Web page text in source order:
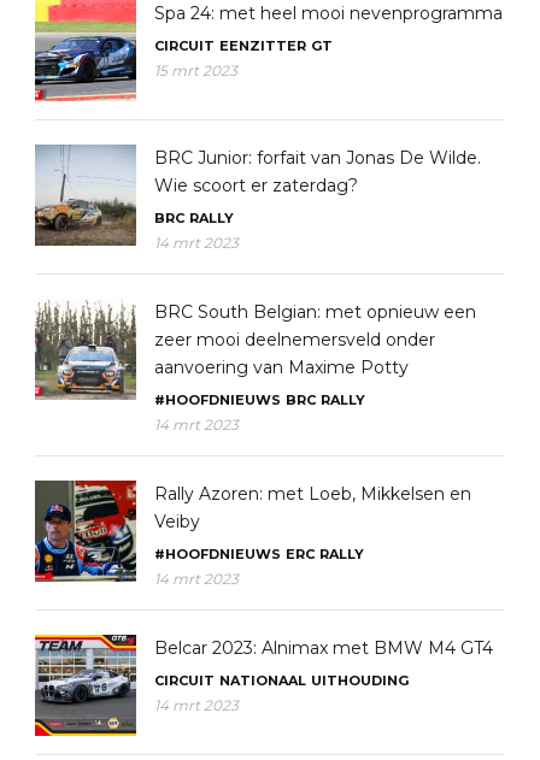
Spa 24: met heel mooi nevenprogramma
CIRCUIT EENZITTER GT
15 mrt 2023
BRC Junior: forfait van Jonas De Wilde.
Wie scoort er zaterdag?
BRC RALLY
14 mrt 2023
BRC South Belgian: met opnieuw een
zeer mooi deelnemersveld onder
aanvoering van Maxime Potty
#HOOFDNIEUWS BRC RALLY
14 mrt 2023
Rally Azoren: met Loeb, Mikkelsen en
Veiby
#HOOFDNIEUWS ERC RALLY
14 mrt 2023
Belcar 2023: Alnimax met BMW M4 GT4
CIRCUIT NATIONAAL UITHOUDING
14 mrt 2023